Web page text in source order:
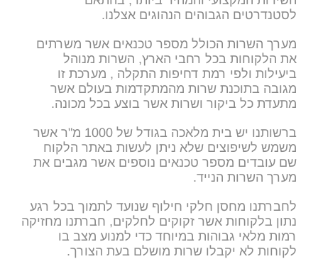
לסטנדרטים הגבוהים הנהוגים אצלנו.
מערך השרות הכולל מספר טכנאים אשר משרתים
את הלקוחות בכל רחבי הארץ, השרות מנוהל
ביעילות ולפי רמת דחיפות התקלה , מערכת זו
מגובה בתוכנת שרות מהמתקדמות בעולם אשר
מתעדת כל ביקור ושרות אשר בוצע בכל מכונה.
ברשותנו יש בית מלאכה בגודל של 1000 מ"ר אשר
משמש לשיפוצים שלא ניתן לעשות באתר הלקוח
שם עובדים מספר טכנאים נוספים אשר מגבים את
מערך השרות הנייד.
לחברתנו מחסן חלקי חילוף שנועד לתמוך בכל רגע
נתון בלקוחות אשר זקוקים לחלקים, חברתנו מחזיקה
רמות מלאי גבוהות במיוחד כדי למנוע מצב בו
לקוחות לא יקבלו שרות מושלם בעת הצורך.